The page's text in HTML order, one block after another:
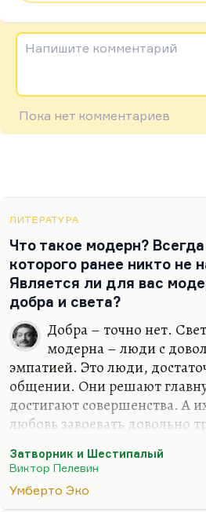
Напишите комментарий
Пока нет комментариев
ЛИТЕРАТУРА
Что такое модерн?
которого ранее никто не
Является ли для вас
добра и света?
Добра – точно нет.
модерна – люди с
эмпатией. Это люди,
общении. Они решают
достигают совершенства. А
любовь завоевать довольно
Шестипалый и Затворник
трехглазку. Затворник, в
Затворник и Шестипалый
Виктор Пелевин
Умберто Эко